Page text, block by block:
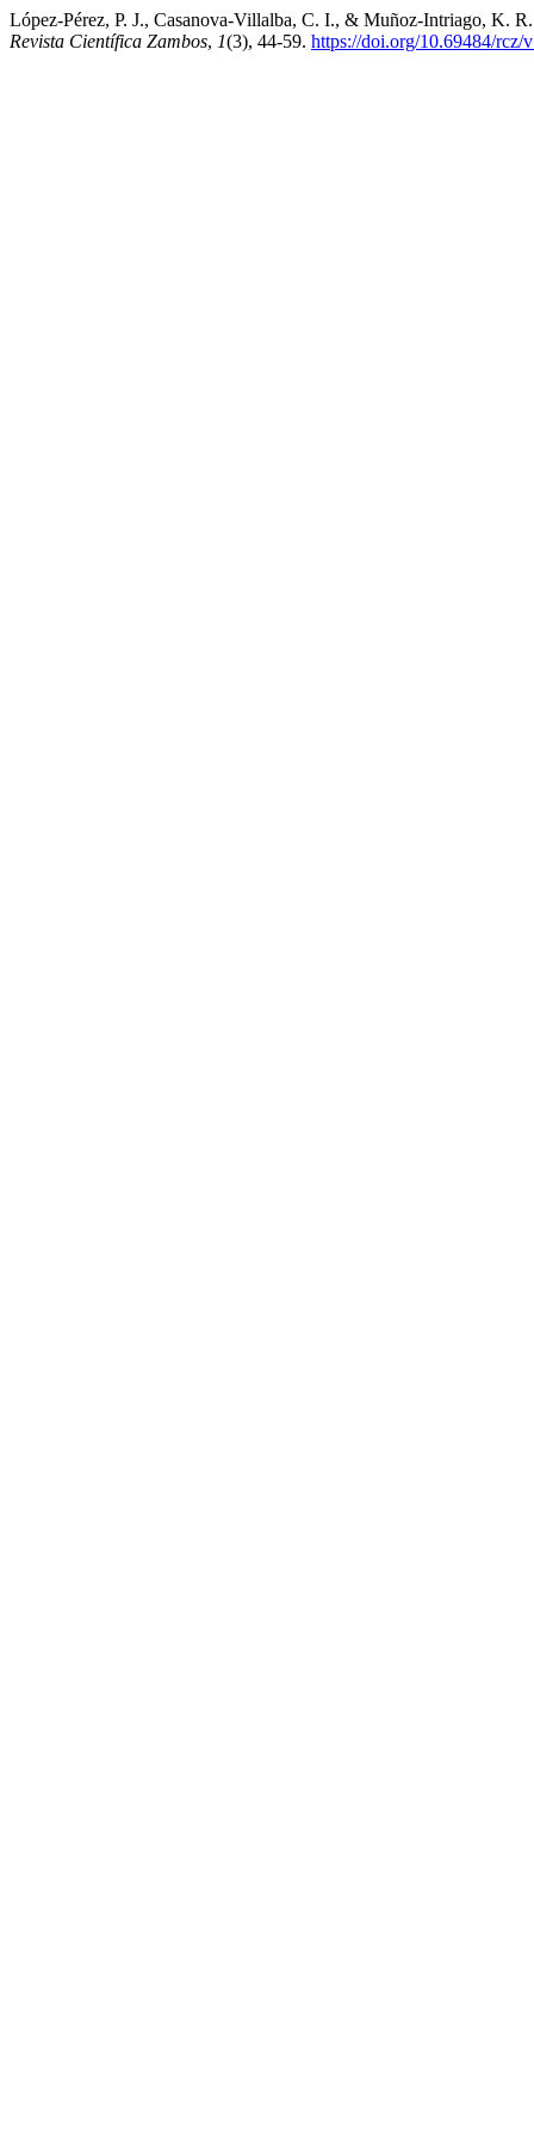
López-Pérez, P. J., Casanova-Villalba, C. I., & Muñoz-Intriago, K.
Revista Científica Zambos, 1(3), 44-59. https://doi.org/10.69484/rcz/